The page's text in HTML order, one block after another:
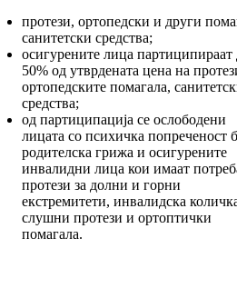
протези, ортопедски и други
санитетски средства;
осигурените лица партиципираат
50% од утврдената цена на
ортопедските помагала,
средства;
од партиципација се ослободени
лицата со психичка попреченост
родителска грижа и осигурените
инвалидни лица кои имаат
протези за долни и горни
екстремитети, инвалидска
слушни протези и ортоптички
помагала.